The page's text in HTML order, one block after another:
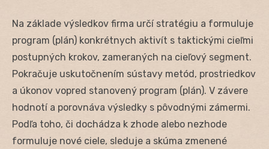
Na základe výsledkov firma určí stratégiu a formuluje
program (plán) konkrétnych aktivít s taktickými cieľmi
postupných krokov, zameraných na cieľový segment.
Pokračuje uskutočnením sústavy metód, prostriedkov
a úkonov vopred stanovený program (plán). V závere
hodnotí a porovnáva výsledky s pôvodnými zámermi.
Podľa toho, či dochádza k zhode alebo nezhode
formuluje nové ciele, sleduje a skúma zmenené